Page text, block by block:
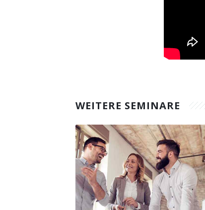
WEITERE SEMINARE